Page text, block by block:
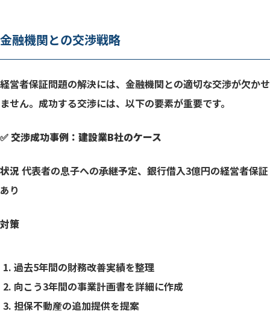
金融機関との交渉戦略
経営者保証問題の解決には、金融機関との適切な交渉が欠かせ
ません。成功する交渉には、以下の要素が重要です。
✅ 交渉成功事例：建設業B社のケース
状況 代表者の息子への承継予定、銀行借入3億円の経営者保証
あり
対策
過去5年間の財務改善実績を整理
向こう3年間の事業計画書を詳細に作成
担保不動産の追加提供を提案